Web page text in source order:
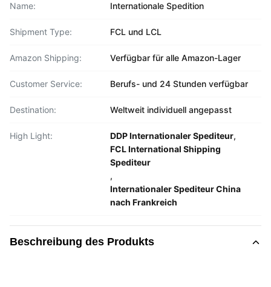
Name: Internationale Spedition
Shipment Type: FCL und LCL
Amazon Shipping: Verfügbar für alle Amazon-Lager
Customer Service: Berufs- und 24 Stunden verfügbar
Destination: Weltweit individuell angepasst
High Light: DDP Internationaler Spediteur,
FCL International Shipping
Spediteur
,
Internationaler Spediteur China
nach Frankreich
Beschreibung des Produkts